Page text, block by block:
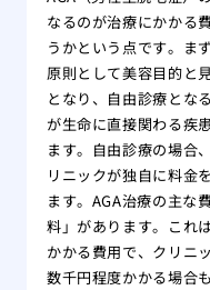
なるのが治療にかかる
うかという点です。ま
原則として美容目的と
となり、自由診療とな
が生命に直接関わる疾
ます。自由診療の場合
リニックが独自に料金
ます。AGA治療の主な
料」があります。これ
かかる費用で、クリニ
数千円程度かかる場合